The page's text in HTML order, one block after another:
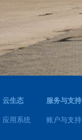
云生态
应用系统
服务与支持
账户与支持